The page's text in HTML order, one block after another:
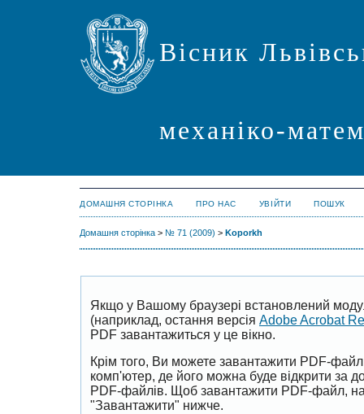
Вісник
механіко-
ДОМАШНЯ СТОРІНКА ПРО НАС УВІЙТИ ПОШУК
Домашня сторінка > № 71 (2009) > Koporkh
Якщо у Вашому браузері встановлений
(наприклад, остання версія Adobe Acrobat
PDF завантажиться у це вікно.
Крім того, Ви можете завантажити PDF-
комп'ютер, де його можна буде відкрити за
PDF-файлів. Щоб завантажити PDF-файл,
"Завантажити" нижче.